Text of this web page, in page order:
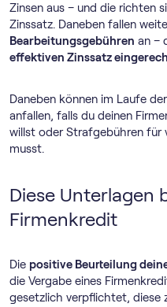
Zinsen aus – und die richten
Zinssatz. Daneben fallen
Bearbeitungsgebühren an –
effektiven Zinssatz
Daneben können im Laufe
anfallen, falls du deinen
willst oder Strafgebühren für
musst.
Diese Unterlagen
Firmenkredit
Die positive Beurteilung
die Vergabe eines
gesetzlich verpflichtet, diese